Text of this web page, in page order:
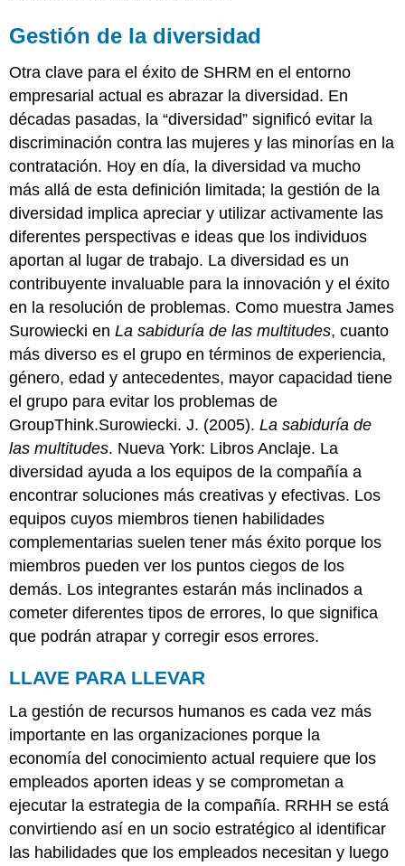
Gestión de la diversidad
Otra clave para el éxito de SHRM en el entorno
empresarial actual es abrazar la diversidad. En
décadas pasadas, la “diversidad” significó evitar la
discriminación contra las mujeres y las minorías en la
contratación. Hoy en día, la diversidad va mucho
más allá de esta definición limitada; la gestión de la
diversidad implica apreciar y utilizar activamente las
diferentes perspectivas e ideas que los individuos
aportan al lugar de trabajo. La diversidad es un
contribuyente invaluable para la innovación y el éxito
en la resolución de problemas. Como muestra James
Surowiecki enLa sabiduría de las multitudes, cuanto
más diverso es el grupo en términos de experiencia,
género, edad y antecedentes, mayor capacidad tiene
el grupo para evitar los problemas de
GroupThink.Surowiecki. J. (2005).La sabiduría de
las multitudes. Nueva York: Libros Anclaje. La
diversidad ayuda a los equipos de la compañía a
encontrar soluciones más creativas y efectivas. Los
equipos cuyos miembros tienen habilidades
complementarias suelen tener más éxito porque los
miembros pueden ver los puntos ciegos de los
demás. Los integrantes estarán más inclinados a
cometer diferentes tipos de errores, lo que significa
que podrán atrapar y corregir esos errores.
LLAVE PARA LLEVAR
La gestión de recursos humanos es cada vez más
importante en las organizaciones porque la
economía del conocimiento actual requiere que los
empleados aporten ideas y se comprometan a
ejecutar la estrategia de la compañía. RRHH se está
convirtiendo así en un socio estratégico al identificar
las habilidades que los empleados necesitan y luego